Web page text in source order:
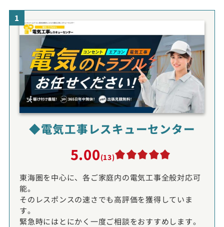
1
◆電気工事レスキューセンター
5.00(13)
東海圏を中心に、各ご家庭内の電気工事全般対応可
能。
そのレスポンスの速さでも高評価を獲得していま
す。
緊急時にはとにかく一度ご相談をおすすめします。